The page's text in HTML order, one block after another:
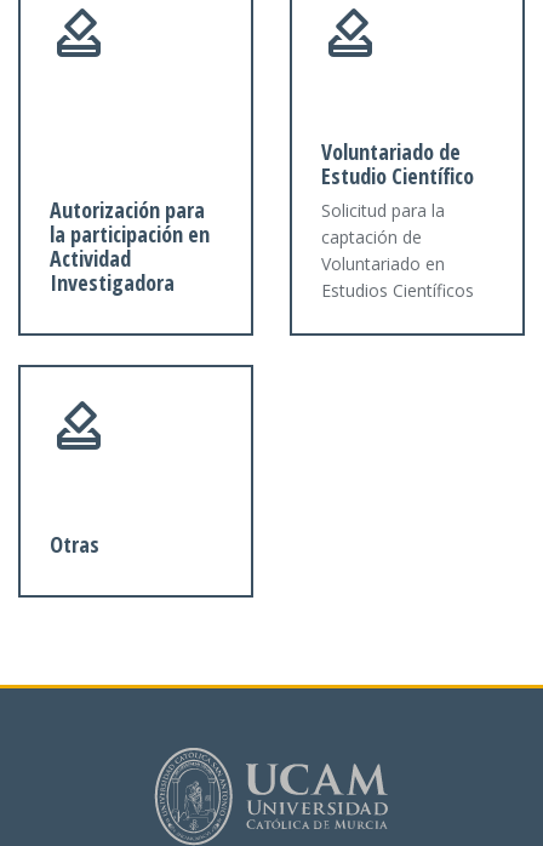
Autorización para
la participación en
Actividad
Investigadora
Voluntariado de
Estudio Científico
Solicitud para la
captación de
Voluntariado en
Estudios Científicos
Otras